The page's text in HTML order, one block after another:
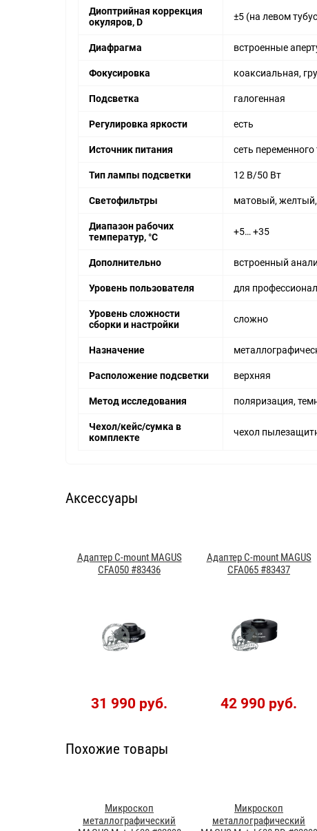
Диоптрийная коррекция
окуляров, D
±5 (на левом
Диафрагма встроенные
Фокусировка коаксиальная,
Подсветка галогенная
Регулировка яркости есть
Источник питания сеть
Тип лампы подсветки 12 В/50 Вт
Светофильтры матовый,
Диапазон рабочих
температур, °С
+5… +35
Дополнительно встроенный
Уровень пользователя для
Уровень сложности
сборки и настройки
сложно
Назначение
Расположение подсветки верхняя
Метод исследования поляризация,
Чехол/кейс/сумка в
комплекте
чехол
Аксессуары
Адаптер C-mount MAGUS
CFA050 #83436
31 990 руб.
Адаптер C-mount MAGUS
CFA065 #83437
42 990 руб.
Похожие товары
Микроскоп
металлографический
Микроскоп
металлографический